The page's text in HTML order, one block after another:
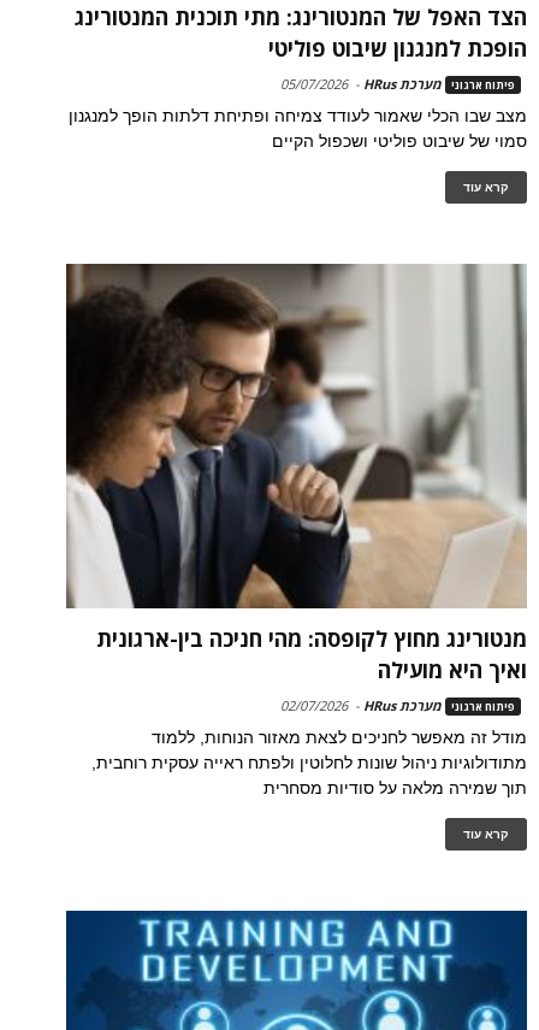
הצד האפל של המנטורינג: מתי תוכנית המנטורינג
הופכת למנגנון שיבוט פוליטי
פיתוח ארגוני מערכת HRus -
05/07/2026
מצב שבו הכלי שאמור לעודד צמיחה ופתיחת דלתות הופך למנגנון
סמוי של שיבוט פוליטי ושכפול הקיים
קרא עוד
מנטורינג מחוץ לקופסה: מהי חניכה בין-ארגונית
ואיך היא מועילה
פיתוח ארגוני מערכת HRus -
02/07/2026
מודל זה מאפשר לחניכים לצאת מאזור הנוחות, ללמוד
מתודולוגיות ניהול שונות לחלוטין ולפתח ראייה עסקית רוחבית,
תוך שמירה מלאה על סודיות מסחרית
קרא עוד